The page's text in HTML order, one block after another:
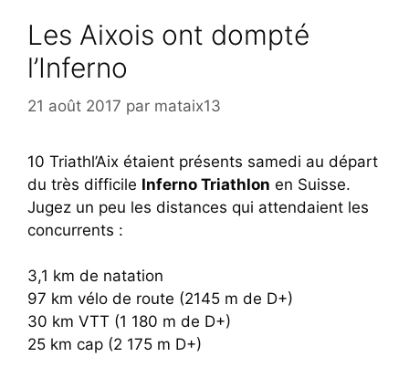
Les Aixois ont dompté
l’Inferno
21 août 2017 par mataix13
10 Triathl’Aix étaient présents samedi au départ
du très difficile Inferno Triathlon en Suisse.
Jugez un peu les distances qui attendaient les
concurrents :
3,1 km de natation
97 km vélo de route (2145 m de D+)
30 km VTT (1 180 m de D+)
25 km cap (2 175 m D+)